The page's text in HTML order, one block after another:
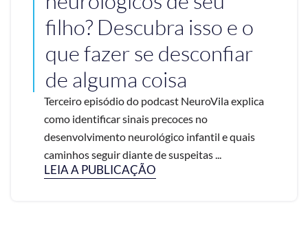
filho? Descubra isso e o
que fazer se desconfiar
de alguma coisa
Terceiro episódio do podcast NeuroVila explica
como identificar sinais precoces no
desenvolvimento neurológico infantil e quais
caminhos seguir diante de suspeitas ...
LEIA A PUBLICAÇÃO